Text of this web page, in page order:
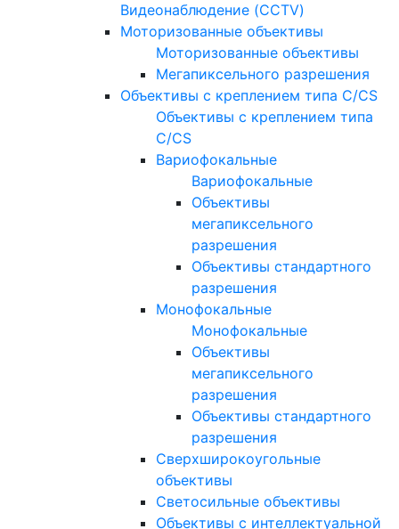
Видеонаблюдение (CCTV)
Моторизованные объективы
Моторизованные объективы
Мегапиксельного разрешения
Объективы с креплением типа C/CS
Объективы с креплением типа
C/CS
Вариофокальные
Вариофокальные
Объективы
мегапиксельного
разрешения
Объективы стандартного
разрешения
Монофокальные
Монофокальные
Объективы
мегапиксельного
разрешения
Объективы стандартного
разрешения
Сверхширокоугольные
объективы
Светосильные объективы
Объективы с интеллектуальной